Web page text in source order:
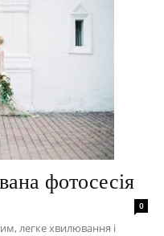
фотосесія
0
легке хвилювання і